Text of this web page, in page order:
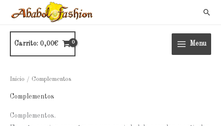
contenido
Carrito:0,00€ Menu
Inicio / Complementos
Complementos
Complementos.